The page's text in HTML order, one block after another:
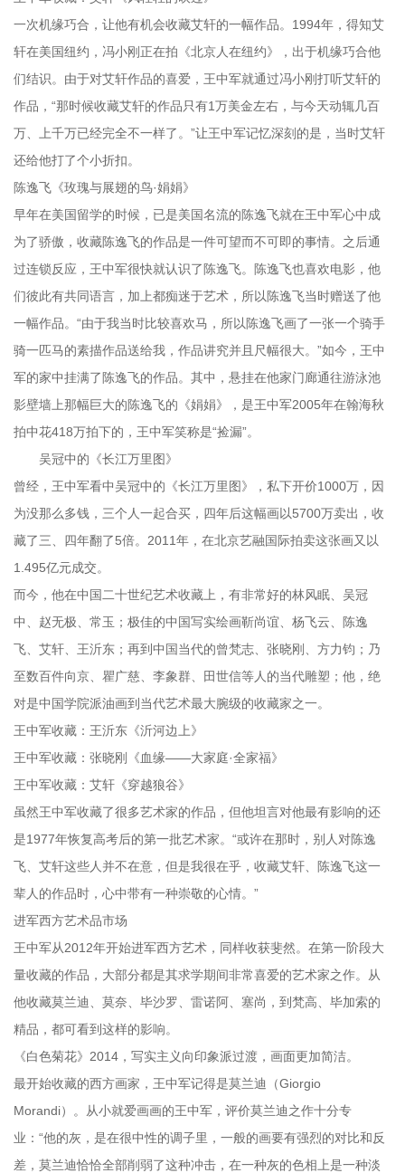
一次机缘巧合，让他有机会收藏艾轩的一幅作品。1994年，得知艾
轩在美国纽约，冯小刚正在拍《北京人在纽约》，出于机缘巧合他
们结识。由于对艾轩作品的喜爱，王中军就通过冯小刚打听艾轩的
作品，“那时候收藏艾轩的作品只有1万美金左右，与今天动辄几百
万、上千万已经完全不一样了。”让王中军记忆深刻的是，当时艾轩
还给他打了个小折扣。
陈逸飞《玫瑰与展翅的鸟·娟娟》
早年在美国留学的时候，已是美国名流的陈逸飞就在王中军心中成
为了骄傲，收藏陈逸飞的作品是一件可望而不可即的事情。之后通
过连锁反应，王中军很快就认识了陈逸飞。陈逸飞也喜欢电影，他
们彼此有共同语言，加上都痴迷于艺术，所以陈逸飞当时赠送了他
一幅作品。“由于我当时比较喜欢马，所以陈逸飞画了一张一个骑手
骑一匹马的素描作品送给我，作品讲究并且尺幅很大。”如今，王中
军的家中挂满了陈逸飞的作品。其中，悬挂在他家门廊通往游泳池
影壁墙上那幅巨大的陈逸飞的《娟娟》，是王中军2005年在翰海秋
拍中花418万拍下的，王中军笑称是“捡漏”。
吴冠中的《长江万里图》
曾经，王中军看中吴冠中的《长江万里图》，私下开价1000万，因
为没那么多钱，三个人一起合买，四年后这幅画以5700万卖出，收
藏了三、四年翻了5倍。2011年，在北京艺融国际拍卖这张画又以
1.495亿元成交。
而今，他在中国二十世纪艺术收藏上，有非常好的林风眠、吴冠
中、赵无极、常玉；极佳的中国写实绘画靳尚谊、杨飞云、陈逸
飞、艾轩、王沂东；再到中国当代的曾梵志、张晓刚、方力钧；乃
至数百件向京、瞿广慈、李象群、田世信等人的当代雕塑；他，绝
对是中国学院派油画到当代艺术最大腕级的收藏家之一。
王中军收藏：王沂东《沂河边上》
王中军收藏：张晓刚《血缘——大家庭·全家福》
王中军收藏：艾轩《穿越狼谷》
虽然王中军收藏了很多艺术家的作品，但他坦言对他最有影响的还
是1977年恢复高考后的第一批艺术家。“或许在那时，别人对陈逸
飞、艾轩这些人并不在意，但是我很在乎，收藏艾轩、陈逸飞这一
辈人的作品时，心中带有一种崇敬的心情。”
进军西方艺术品市场
王中军从2012年开始进军西方艺术，同样收获斐然。在第一阶段大
量收藏的作品，大部分都是其求学期间非常喜爱的艺术家之作。从
他收藏莫兰迪、莫奈、毕沙罗、雷诺阿、塞尚，到梵高、毕加索的
精品，都可看到这样的影响。
《白色菊花》2014，写实主义向印象派过渡，画面更加简洁。
最开始收藏的西方画家，王中军记得是莫兰迪（Giorgio
Morandi）。从小就爱画画的王中军，评价莫兰迪之作十分专
业：“他的灰，是在很中性的调子里，一般的画要有强烈的对比和反
差，莫兰迪恰恰全部削弱了这种冲击，在一种灰的色相上是一种淡